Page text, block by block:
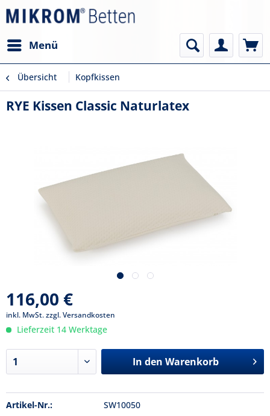
Menü
Übersicht Kopfkissen
RYE Kissen Classic Naturlatex
116,00 €
inkl. MwSt.zzgl. Versandkosten
Lieferzeit 14 Werktage
In den Warenkorb
Artikel-Nr.: SW10050